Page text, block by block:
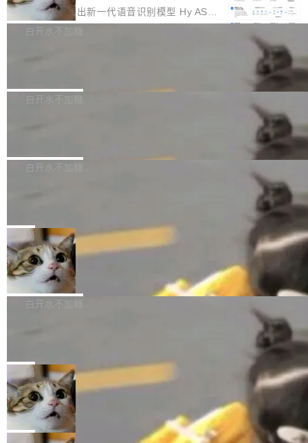
颈。 代码仓深度理解服务（以下简称" CodeBas
e深度理解服务"）是华为云码道（CodeA...
的账号密码进入A集群，输入了一条被程序员圈
称为"删库跑路"的命令——最高管理员权限、无
自研的多个文生3D和...
存永远不够用。 Cloudflare 的 Workers AI 团队
一直在跑这些模型的推理。他们在官方博客上发
整性保护。效果是：吞吐量提升 41%，每 token
腾讯混元正式推出新一代语音识别模型 Hy ASR
3.0preview。基于最新一代大语言模型 Hy3 的
让语音识别不再只是听清，而是真正听懂。通过
w 不要求标准普通话，方言识别覆盖粤语、吴语
白开水不加糖
新和少量网页兼容性修复版本。 Changes/fixe
容提供的字体时出现的几个问题 为避免音频加
质的最低采样率）的音频格式将被拒绝 修复了 C
SS 圆角虚线样式中可能存在的问题 如果表单中
的图像元素不在同一个子树中，则它们将不再关
联 加...
白开水不加糖
发布的 Release Notes，他利用 AI 工具（如 Co
最强的若干项。对于尚未正式发版的 PG 19，则
通过拉取过去一年内（从 PG 18 Beta1 时间点
至今）的所有 commit，同样交由 AI 分析提炼。
经过人工复核，准确度令人满意。这一方法也为
社区爱好者提供了高效跟踪新版本的思路。
白开水不加糖
维护工作一直与我的日常工作、家务、社交生活
和休闲娱乐竞争时间。" 这是 libexpat 维护者 S
ebastian Pipping 写在博客里的话。8 月 4 日，
他宣布了一个新消息：从 2026 年 8 月 1 日起，
他可以全职维护 libexpat 了，最长 6 个月。发
库之一。你的操作系统、浏览器、无数的基础设
施软件，很可能都在用它。而过去十年，维护它
的人一直在用业余...
局
Firefox 153.0.3 发布
Firefox 153.0.3 现已发布，具体更新内容如
下： New Smart Window 包含多项增强功能：
gi?id=2019042">Bug&nbsp;2019042</a>）</l
i> <li>现在，助手可以直接使用 Exa 的网络搜索
结果回答问题，而无需将问题转交给搜索引擎。
（<a href="https://bugzilla.mozilla.org/show_
bug.cgi?id=204...
白开水不加糖
的 npm 包。项目的核心论点是：容器不适合 Ag
ent 计算。真正适合的，是 Isolate。 Cloudflare
工程师在这件事上没什么可谦虚的——他们用 W
orkers 跑了十年 Isolate。用 CEO Matthew Pri
nce 的话说：「我们一生都在用 Isolate 运行代
局
OpenAI 公开邮件和聊天记录回应苹果
诉讼，称“Apple is getting this wron
g”
上个月，苹果一纸诉状把 OpenAI 告上法庭，指
控其挖角苹果前员工并窃取商业秘密。苹果的诉
局